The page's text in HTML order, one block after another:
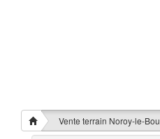
Vente terrain Noroy-le-